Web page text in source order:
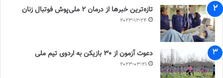
تازه‌ترین خبرها از درمان ۲ ملی‌پوش فوتبال زنان
2023-12-24
دعوت آزمون از 30 بازیکن به اردوی تیم ملی
2023-03-21